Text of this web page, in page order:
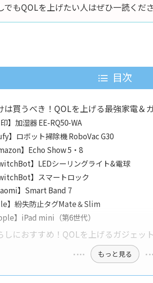
でもQOLを上げたい人はぜひ一読くださ
目次
は買うべき！QOLを上げる最強家電＆
印】加湿器 EE-RQ50-WA
】ロボット掃除機 RoboVac G30
】Echo Show 5・8
】LEDシーリングライト&電球
】スマートロック
】Smart Band 7
】紛失防止タグMate＆Slim
】iPad mini（第6世代）
しにおすすめ！QOLを上げるガジェット
もっと見る